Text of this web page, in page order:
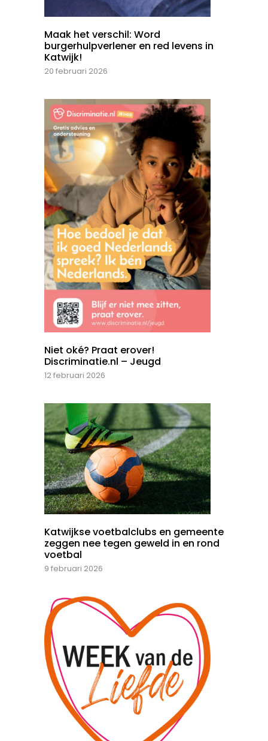
Maak het verschil: Word
burgerhulpverlener en red levens in
Katwijk!
20 februari 2026
Niet oké? Praat erover!
Discriminatie.nl – Jeugd
12 februari 2026
Katwijkse voetbalclubs en gemeente
zeggen nee tegen geweld in en rond
voetbal
9 februari 2026